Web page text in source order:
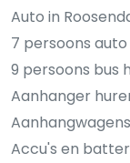
Auto in
7 persoons
9 persoons bus
Aanhanger
Accu's en